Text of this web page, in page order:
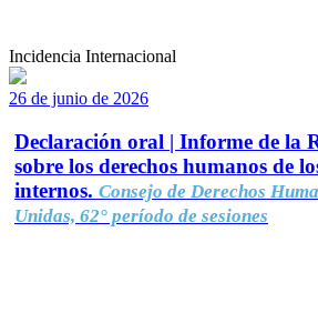
Incidencia Internacional
26 de junio de 2026
Declaración oral | Informe de la
sobre los derechos humanos de
internos. Consejo de Derechos
Unidas, 62° período de sesiones